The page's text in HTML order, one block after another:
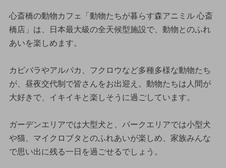
心斎橋の動物カフェ「動物たちが暮らす森アニミル 心斎
橋店」は、日本最大級の全天候型施設で、動物とのふれ
あいを楽しめます。
カピバラやアルパカ、フクロウなど多種多様な動物たち
が、昼夜交代制で皆さんをお出迎え。動物たちは人間が
大好きで、イキイキと楽しそうに過ごしています。
ガーデンエリアでは大型犬と、パークエリアでは小型犬
や猫、マイクロブタとのふれあいが楽しめ、家族みんな
で思い出に残る一日を過ごせるでしょう。